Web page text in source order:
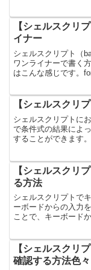
【シェルスクリ
イナー
シェルスクリプト（
ワンライナーで書く
はこんな感じです。
【シェルスクリ
シェルスクリプトに
で条件式の結果によ
することができます
【シェルスクリ
る方法
シェルスクリプトで
ーボードからの入力
ことで、キーボード
【シェルスクリ
確認する方法色々